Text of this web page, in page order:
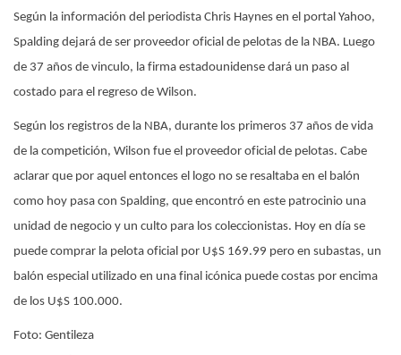
Según la información del periodista Chris Haynes en el portal Yahoo,
Spalding dejará de ser proveedor oficial de pelotas de la NBA. Luego
de 37 años de vinculo, la firma estadounidense dará un paso al
costado para el regreso de Wilson.
Según los registros de la NBA, durante los primeros 37 años de vida
de la competición, Wilson fue el proveedor oficial de pelotas. Cabe
aclarar que por aquel entonces el logo no se resaltaba en el balón
como hoy pasa con Spalding, que encontró en este patrocinio una
unidad de negocio y un culto para los coleccionistas. Hoy en día se
puede comprar la pelota oficial por U$S 169.99 pero en subastas, un
balón especial utilizado en una final icónica puede costas por encima
de los U$S 100.000.
Foto: Gentileza